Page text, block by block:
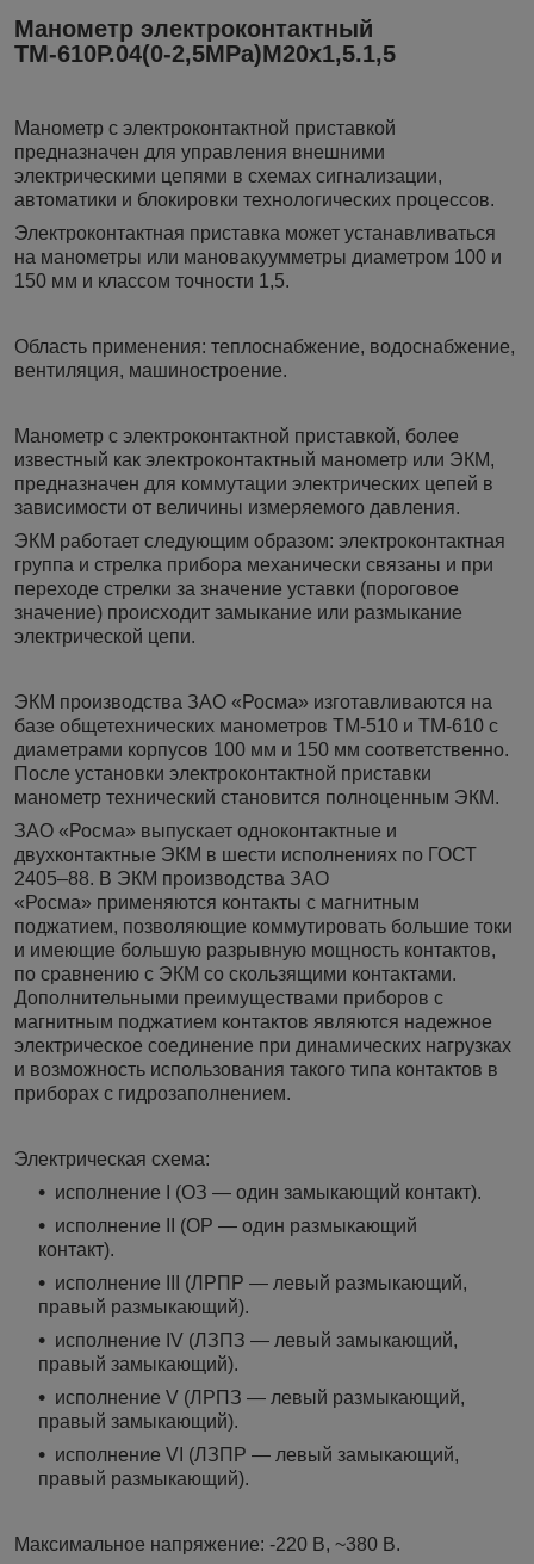
Манометр электроконтактный
ТМ-610Р.04(0-2,5МРа)М20х1,5.1,5
Манометр с электроконтактной приставкой
предназначен для управления внешними
электрическими цепями в схемах сигнализации,
автоматики и блокировки технологических процессов.
Электроконтактная приставка может устанавливаться
на манометры или мановакуумметры диаметром 100 и
150 мм и классом точности 1,5.
Область применения: теплоснабжение, водоснабжение,
вентиляция, машиностроение.
Манометр с электроконтактной приставкой, более
известный как электроконтактный манометр или ЭКМ,
предназначен для коммутации электрических цепей в
зависимости от величины измеряемого давления.
ЭКМ работает следующим образом: электроконтактная
группа и стрелка прибора механически связаны и при
переходе стрелки за значение уставки (пороговое
значение) происходит замыкание или размыкание
электрической цепи.
ЭКМ производства ЗАО «Росма» изготавливаются на
базе общетехнических манометров ТМ-510 и ТМ-610 с
диаметрами корпусов 100 мм и 150 мм соответственно.
После установки электроконтактной приставки
манометр технический становится полноценным ЭКМ.
ЗАО «Росма» выпускает одноконтактные и
двухконтактные ЭКМ в шести исполнениях по ГОСТ
2405–88. В ЭКМ производства ЗАО
«Росма» применяются контакты с магнитным
поджатием, позволяющие коммутировать большие токи
и имеющие большую разрывную мощность контактов,
по сравнению с ЭКМ со скользящими контактами.
Дополнительными преимуществами приборов с
магнитным поджатием контактов являются надежное
электрическое соединение при динамических нагрузках
и возможность использования такого типа контактов в
приборах с гидрозаполнением.
Электрическая схема:
исполнение I (ОЗ — один замыкающий контакт).
исполнение II (ОР — один размыкающий
контакт).
исполнение III (ЛРПР — левый размыкающий,
правый размыкающий).
исполнение IV (ЛЗПЗ — левый замыкающий,
правый замыкающий).
исполнение V (ЛРПЗ — левый размыкающий,
правый замыкающий).
исполнение VI (ЛЗПР — левый замыкающий,
правый размыкающий).
Максимальное напряжение: -220 В, ~380 В.